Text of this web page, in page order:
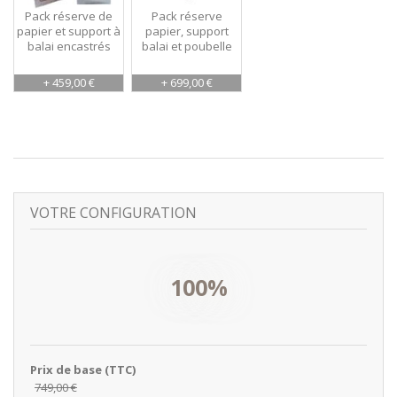
Pack réserve de
papier et support à
balai encastrés
+ 459,00 €
Pack réserve
papier, support
balai et poubelle
+ 699,00 €
VOTRE CONFIGURATION
100%
Prix de base (TTC)
749,00 €